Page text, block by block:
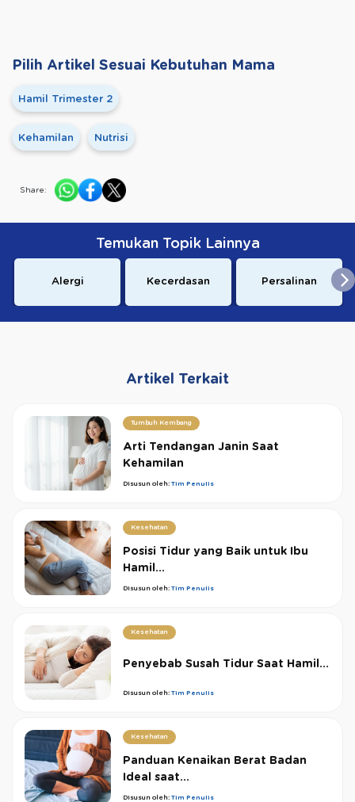
Pilih Artikel Sesuai Kebutuhan Mama
Hamil Trimester 2
Kehamilan Nutrisi
Share:
Temukan Topik Lainnya
Alergi Kecerdasan Persalinan
Artikel Terkait
Tumbuh Kembang
Arti Tendangan Janin Saat
Kehamilan
Disusun oleh: Tim Penulis
Kesehatan
Posisi Tidur yang Baik untuk Ibu
Hamil...
Disusun oleh: Tim Penulis
Kesehatan
Penyebab Susah Tidur Saat Hamil...
Disusun oleh: Tim Penulis
Kesehatan
Panduan Kenaikan Berat Badan
Ideal saat...
Disusun oleh: Tim Penulis